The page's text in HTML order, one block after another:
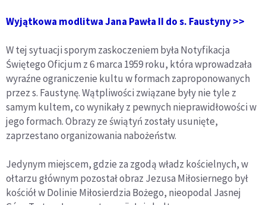
Wyjątkowa modlitwa Jana Pawła II do s. Faustyny >>
W tej sytuacji sporym zaskoczeniem była Notyfikacja
Świętego Oficjum z 6 marca 1959 roku, która wprowadzała
wyraźne ograniczenie kultu w formach zaproponowanych
przez s. Faustynę. Wątpliwości związane były nie tyle z
samym kultem, co wynikały z pewnych nieprawidłowości w
jego formach. Obrazy ze świątyń zostały usunięte,
zaprzestano organizowania nabożeństw.
Jedynym miejscem, gdzie za zgodą władz kościelnych, w
ołtarzu głównym pozostał obraz Jezusa Miłosiernego był
kościół w Dolinie Miłosierdzia Bożego, nieopodal Jasnej